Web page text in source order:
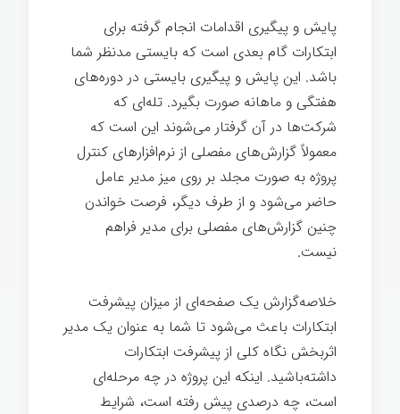
پایش و پیگیری اقدامات انجام گرفته برای
ابتکارات گام بعدی است که بایستی مدنظر شما
باشد. این پایش و پیگیری بایستی در دوره‌های
هفتگی و ماهانه صورت بگیرد. تله‌ای که
شرکت‌ها در آن گرفتار می‌شوند این است که
معمولاً گزارش‌های مفصلی از نرم‌افزارهای کنترل
پروژه به صورت مجلد بر روی میز مدیر عامل
حاضر می‌شود و از طرف دیگر، فرصت خواندن
چنین گزارش‌های مفصلی برای مدیر فراهم
نیست.
خلاصه‌گزارش یک صفحه‌ای از میزان پیشرفت
ابتکارات باعث می‌شود تا شما به عنوان یک مدیر
اثربخش نگاه کلی از پیشرفت ابتکارات
داشته‌باشید. اینکه این پروژه در چه مرحله‌ای
است، چه درصدی پیش رفته است، شرایط